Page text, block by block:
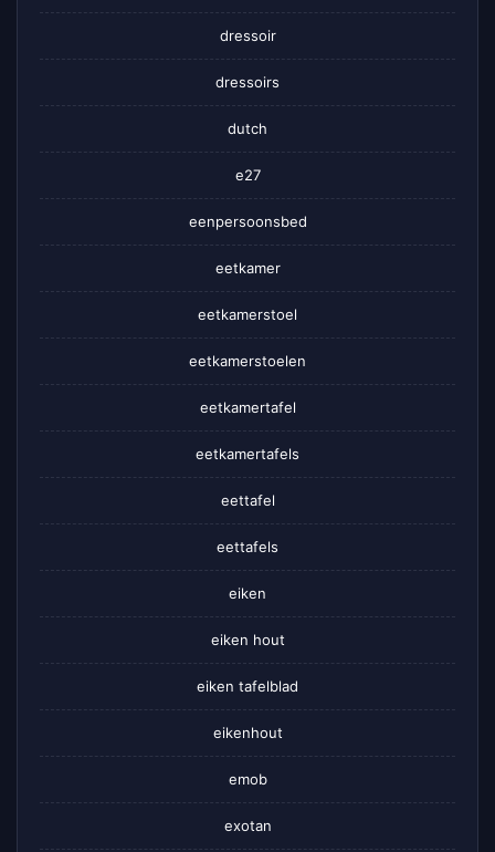
dressoir
dressoirs
dutch
e27
eenpersoonsbed
eetkamer
eetkamerstoel
eetkamerstoelen
eetkamertafel
eetkamertafels
eettafel
eettafels
eiken
eiken hout
eiken tafelblad
eikenhout
emob
exotan